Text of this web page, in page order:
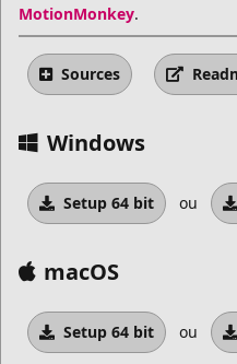
MotionMonkey.
Sources
Windows
Setup 64 bit ou
macOS
Setup 64 bit ou